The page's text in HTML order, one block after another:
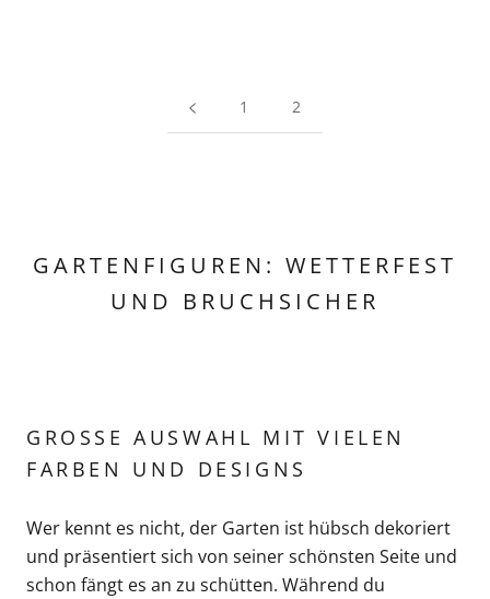
1 2
GARTENFIGUREN: WETTERFEST
UND BRUCHSICHER
GROSSE AUSWAHL MIT VIELEN F
ARBEN UND DESIGNS
Wer kennt es nicht, der Garten ist hübsch dekoriert
und präsentiert sich von seiner schönsten Seite und
schon fängt es an zu schütten. Während du